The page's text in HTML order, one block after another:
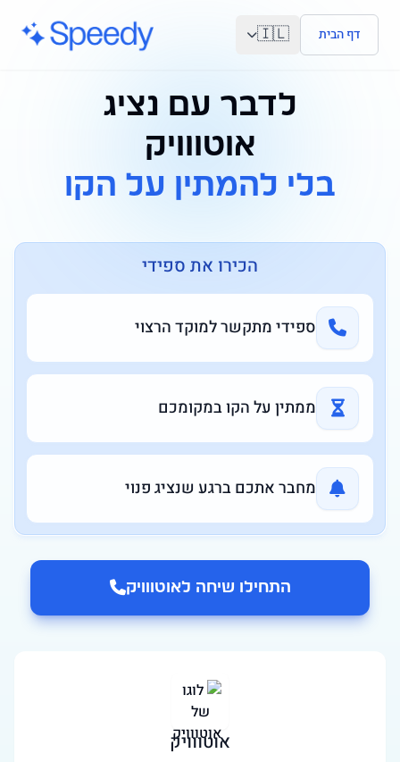
דלג לתוכן הראשי
דף הבית 🇮🇱
לדבר עם נציג
אוטווויק
בלי להמתין על הקו
הכירו את ספידי
ספידי מתקשר למוקד הרצוי
ממתין על הקו במקומכם
מחבר אתכם ברגע שנציג פנוי
התחילו שיחה לאוטווויק
אוטווויק